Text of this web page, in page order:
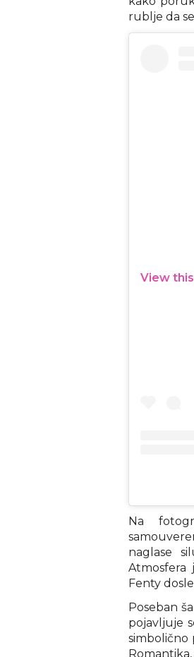
rublje da
View
Na
naglase
Atmosfera
Fenty
Poseban
pojavljuje
simbolično
Romantika,